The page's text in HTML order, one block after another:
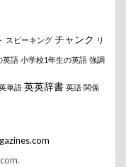
スピーキング チャンク リ
英語 小学校1年生の英語 強調
単語 英英辞書 英語 関係